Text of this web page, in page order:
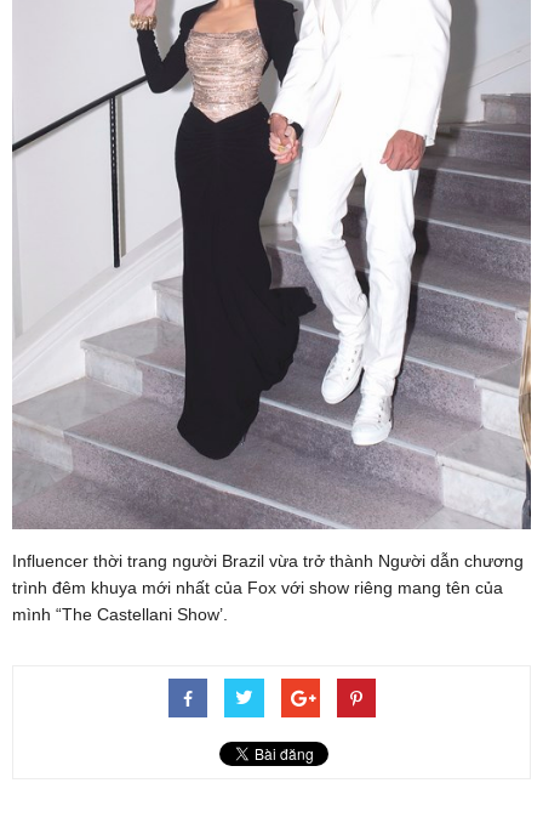
Influencer thời trang người Brazil vừa trở thành Người dẫn chương
trình đêm khuya mới nhất của Fox với show riêng mang tên của
mình “The Castellani Show’.